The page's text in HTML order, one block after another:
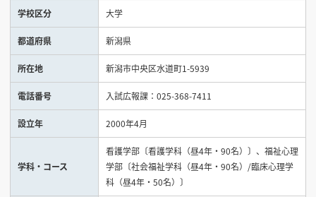
入試・受験入門
お役立ち情報
見学会WEB手引書
校内オンラインガイダンス
アンケートフォーム（学校用）
学校区分 大学
都道府県 新潟県
所在地 新潟市中央区水道町1-5939
電話番号 入試広報課：025-368-7411
設立年 2000年4月
学科・コース
看護学部〔看護学科（昼4年・90名）〕、福祉心理
学部〔社会福祉学科（昼4年・90名）/臨床心理学
科（昼4年・50名）〕